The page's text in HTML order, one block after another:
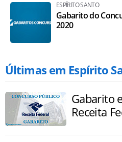
ESPÍRITO SANTO
Gabarito do
2020
Últimas em Espírito
Gabarito
Receita